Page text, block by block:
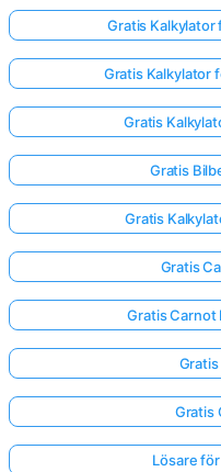
Gratis
Gratis Kalkylator
Gratis
Gratis
Gratis
Gratis
Gratis
Gratis
Lösare